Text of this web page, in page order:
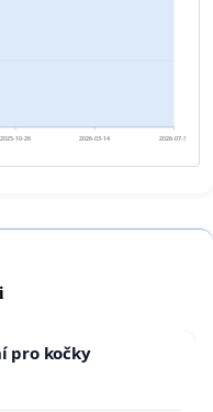
2025-10-26 2026-03-14 2026-07-31
pro kočky